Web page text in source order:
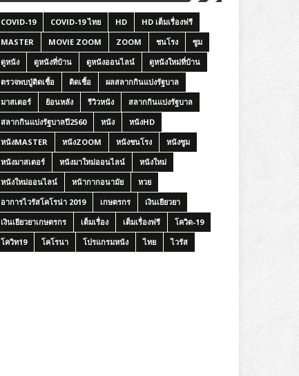
COVID-19 COVID-19 ไทย HD
HD เต็มเรื่องฟรี
MASTER
MOVIE ZOOM ZOOM ชนโรง
ซูม
ดูหนัง
ดูหนังที่บ้าน ดูหนังออนไลน์
ดูหนังใหม่ที่บ้าน
ตรวจพบปู่ติดเชื้อ
ติดเชื้อ
ผลสลากกินแบ่งรัฐบาล
มาสเตอร์
ย้อนหลัง รีวิวหนัง
สลากกินแบ่งรัฐบาล
สลากกินแบ่งรัฐบาลปี2560
หนัง
หนังHD
หนังMASTER
หนังZOOM หนังชนโรง
หนังซูม
หนังมาสเตอร์
หนังมาใหม่ออนไลน์
หนังใหม่
หนังใหม่ออนไลน์
หน้ากากอนามัย
หวย
อาการไวรัสโคโรน่า 2019
เกษตรกร
เงินเยียวยา
เงินเยียวยาเกษตรกร
เต็มเรื่อง เต็มเรื่องฟรี
โควิด-19
โควิท19
โคโรนา โปรแกรมหนัง ไทย ไวรัส